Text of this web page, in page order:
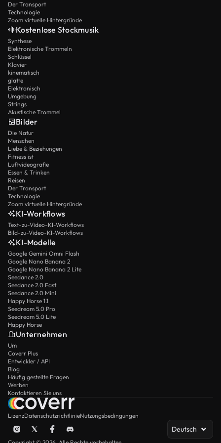
Der Transport
Technologie
Zoom virtuelle Hintergründe
Kostenlose Stockmusik
Synthese
Elektronische Trommeln
Schlüssel
Klavier
kinematisch
glatte
Elektronisch
Umgebung
Strings
Akustische Trommel
Bilder
Die Natur
Menschen
Liebe & Beziehungen
Fitness ist
Luftvideografie
Essen & Trinken
Reisen
Der Transport
Technologie
Zoom virtuelle Hintergründe
KI-Workflows
Text-zu-Video-KI-Workflows
Bild-zu-Video-KI-Workflows
KI-Modelle
Google Gemini Omni Flash
Google Nano Banana 2
Google Nano Banana 2 Lite
Seedance 2.0
Seedance 2.0 Fast
Seedance 2.0 Mini
Happy Horse 1.1
Seedream 5.0 Pro
Seedream 5.0 Lite
Happy Horse
Unternehmen
Um
Coverr Plus
Entwickler / API
Blog
Häufig gestellte Fragen
Werben
Kontaktieren Sie uns
LizenzDatenschutzrichtlinieNutzungsbedingungen
Deutsch